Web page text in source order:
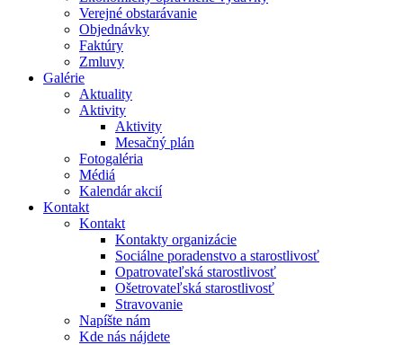
Verejné obstarávanie
Objednávky
Faktúry
Zmluvy
Galérie
Aktuality
Aktivity
Aktivity
Mesačný plán
Fotogaléria
Médiá
Kalendár akcií
Kontakt
Kontakt
Kontakty organizácie
Sociálne poradenstvo a starostlivosť
Opatrovateľská starostlivosť
Ošetrovateľská starostlivosť
Stravovanie
Napíšte nám
Kde nás nájdete